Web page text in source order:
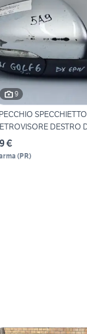
9
SPECCHIETTO
DESTRO
€
(PR)